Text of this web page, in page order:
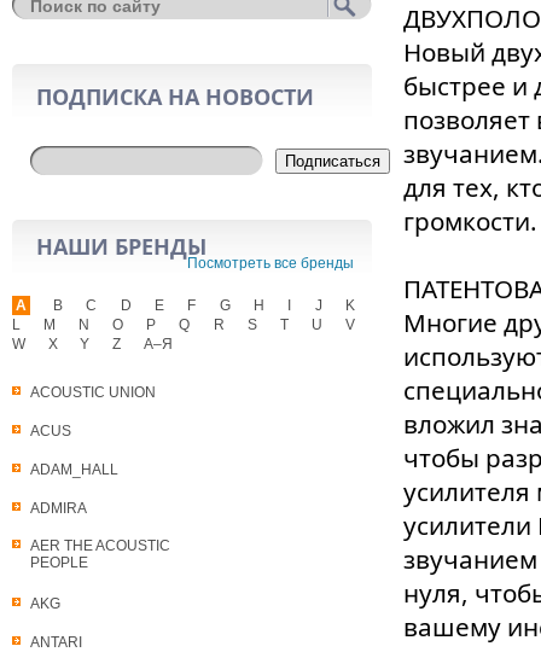
ПОДПИСКА НА НОВОСТИ
Подписаться
НАШИ БРЕНДЫ
Посмотреть все бренды
A
ACOUSTIC UNION
ACUS
ADAM_HALL
ADMIRA
AER THE ACOUSTIC
PEOPLE
AKG
ANTARI
B C D E F G H J
K
L
M N O P Q R S T U
V
W
X Y Z А–Я
Новый
быстрее
для тех,
громкости.
Многие
вложил
чтобы
нуля,
вашему